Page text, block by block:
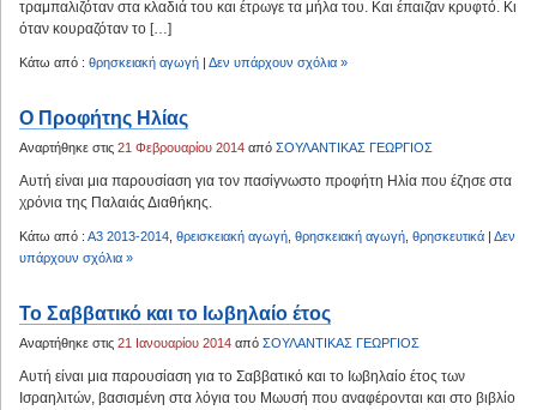
τραμπαλιζόταν στα κλαδιά του και έτρωγε τα μήλα του. Και έπαιζαν κρυφτό. Κι
όταν κουραζόταν το […]
Κάτω από : θρησκειακή αγωγή | Δεν υπάρχουν σχόλια »
Ο Προφήτης Ηλίας
Αναρτήθηκε στις 21 Φεβρουαρίου 2014 από ΣΟΥΛΑΝΤΙΚΑΣ ΓΕΩΡΓΙΟΣ
Αυτή είναι μια παρουσίαση για τον πασίγνωστο προφήτη Ηλία που έζησε στα
χρόνια της Παλαιάς Διαθήκης.
Κάτω από : Α3 2013-2014 θρεισκειακή αγωγή θρησκειακή αγωγή θρησκευτικά | Δεν
υπάρχουν σχόλια »
Το Σαββατικό και το Ιωβηλαίο έτος
Αναρτήθηκε στις 21 Ιανουαρίου 2014 από ΣΟΥΛΑΝΤΙΚΑΣ ΓΕΩΡΓΙΟΣ
Αυτή είναι μια παρουσίαση για το Σαββατικό και το Ιωβηλαίο έτος των
Ισραηλιτών, βασισμένη στα λόγια του Μωυσή που αναφέρονται και στο βιβλίο